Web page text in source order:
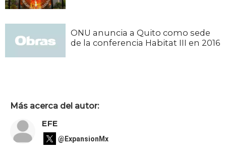
ONU anuncia a Quito como sede
de la conferencia Habitat III en 2016
Más acerca del autor:
EFE
@ExpansionMx